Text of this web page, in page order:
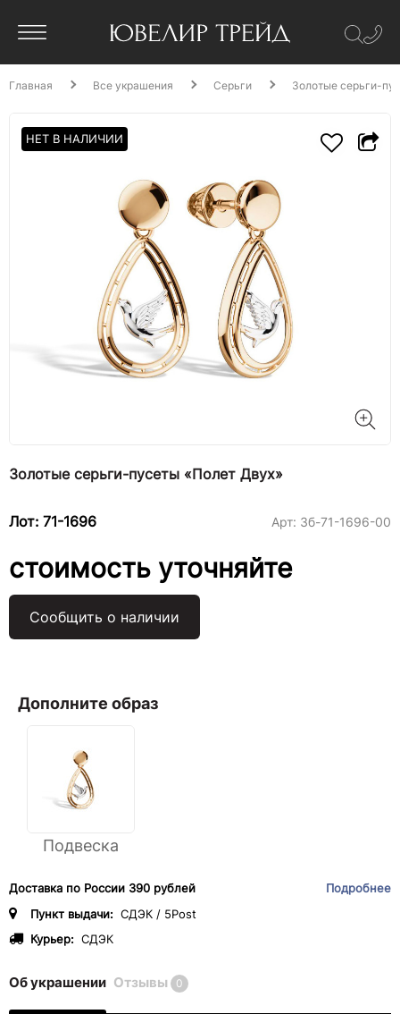
Главная Все украшения Серьги Золотые серьги-
НЕТ В НАЛИЧИИ
Золотые серьги-пусеты «Полет Двух»
Лот: 71-1696 Арт: 3б-71-1696-00
стоимость уточняйте
Сообщить о наличии
Дополните образ
Подвеска
Доставка по России 390 рублей
Подробнее
Пункт выдачи: СДЭК / 5Post
Курьер: СДЭК
Об украшении Отзывы 0